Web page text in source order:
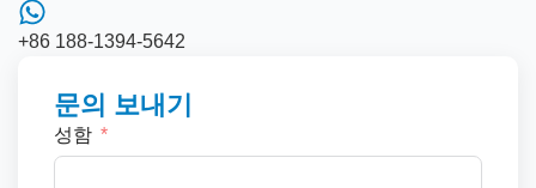
+86 188-1394-5642
문의 보내기
성함